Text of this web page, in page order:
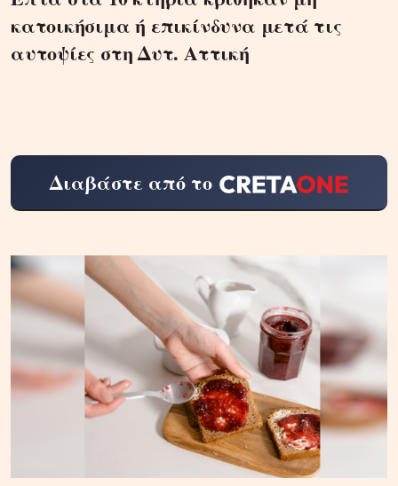
κατοικήσιμα ή επικίνδυνα μετά τις
αυτοψίες στη Δυτ. Αττική
Διαβάστε από το